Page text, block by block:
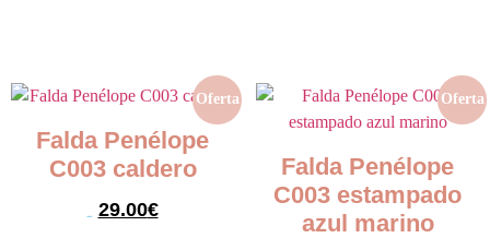
Oferta
Falda Penélope
C003 caldero
29.00€
Oferta
Falda Penélope
C003 estampado
azul marino